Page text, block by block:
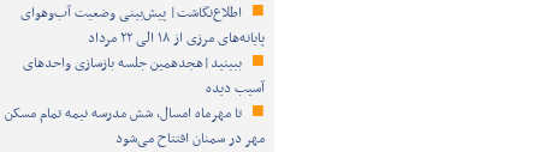
اطلاع‌نگاشت| پیش‌بینی وضعیت آب‌وهوای
پایانه‌های مرزی از ۱۸ الی ۲۲ مرداد
ببینید|هجدهمین جلسه بازسازی واحدهای
آسیب دیده
تا مهرماه امسال، شش مدرسه نیمه تمام مسکن
مهر در سمنان افتتاح می‌شود